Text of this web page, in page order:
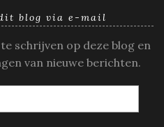
blog via e-mail
schrijven op deze blog en
van nieuwe berichten.